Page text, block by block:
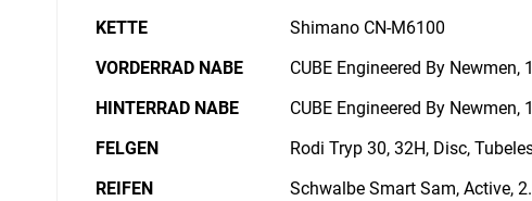
KETTE
Shimano CN-M6100
VORDERRAD NABE
CUBE Engineered By
HINTERRAD NABE
CUBE Engineered By
FELGEN
Rodi Tryp 30, 32H, Disc,
REIFEN
Schwalbe Smart Sam, Active,